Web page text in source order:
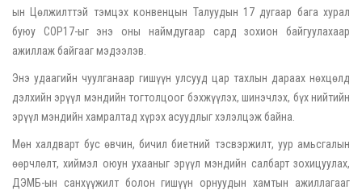
ын Цөлжилттэй тэмцэх конвенцын Талуудын 17 дугаар бага хурал
буюу СОР17-ыг энэ оны наймдугаар сард зохион байгуулахаар
ажиллаж байгааг мэдээлэв.
Энэ удаагийн чуулганаар гишүүн улсууд цар тахлын дараах нөхцөлд
дэлхийн эрүүл мэндийн тогтолцоог бэхжүүлэх, шинэчлэх, бүх нийтийн
эрүүл мэндийн хамралтад хүрэх асуудлыг хэлэлцэж байна.
Мөн халдварт бус өвчин, бичил биетний тэсвэржилт, уур амьсгалын
өөрчлөлт, хиймэл оюун ухааныг эрүүл мэндийн салбарт зохицуулах,
ДЭМБ-ын санхүүжилт болон гишүүн орнуудын хамтын ажиллагааг